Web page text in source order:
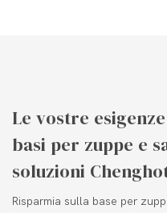
Le vostre
basi per zuppe e
soluzioni
Risparmia sulla base per